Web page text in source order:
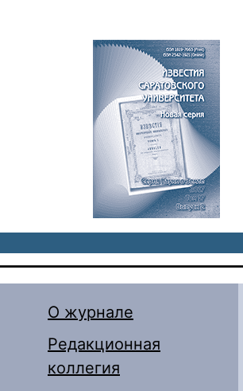
О журнале
Редакционная
коллегия